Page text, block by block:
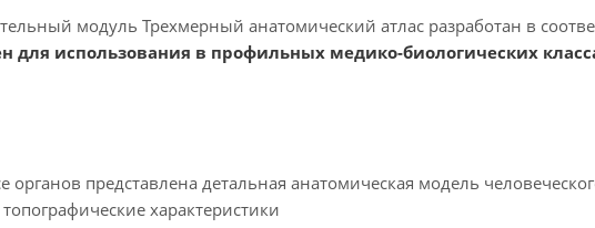
модуль Трехмерный анатомический атлас разработан в
для использования в профильных медико-биологических
органов представлена детальная анатомическая модель
характеристики